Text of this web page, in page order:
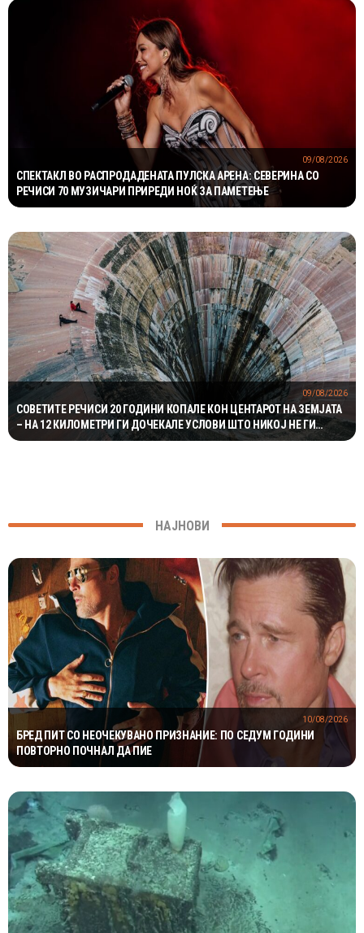
СПЕКТАКЛ ВО РАСПРОДАДЕНАТА ПУЛСКА АРЕНА: СЕВЕРИНА СО
РЕЧИСИ 70 МУЗИЧАРИ ПРИРЕДИ НОЌ ЗА ПАМЕТЕЊЕ
09/08/2026
СОВЕТИТЕ РЕЧИСИ 20 ГОДИНИ КОПАЛЕ КОН ЦЕНТАРОТ НА ЗЕМЈАТА
– НА 12 КИЛОМЕТРИ ГИ ДОЧЕКАЛЕ УСЛОВИ ШТО НИКОЈ НЕ ГИ
ОЧЕКУВАЛ
09/08/2026
НАЈНОВИ
БРЕД ПИТ СО НЕОЧЕКУВАНО ПРИЗНАНИЕ: ПО СЕДУМ ГОДИНИ
ПОВТОРНО ПОЧНАЛ ДА ПИЕ
10/08/2026